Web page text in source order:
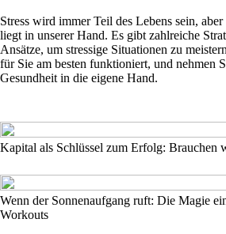
Stress wird immer Teil des Lebens sein,
liegt in unserer Hand. Es gibt zahlreiche
Ansätze, um stressige Situationen zu
für Sie am besten funktioniert, und nehmen
Gesundheit in die eigene Hand.
Kapital als Schlüssel zum Erfolg: Brauchen
Wenn der Sonnenaufgang ruft: Die Magie
Workouts